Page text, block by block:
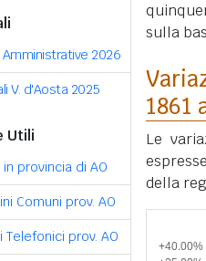
Amministrative 2026
V. d'Aosta 2025
Utili
provincia di AO
Comuni prov. AO
Telefonici prov. AO
sulla
1861
Le
della